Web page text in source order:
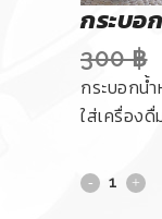
กระบอ
300฿
กระบอกน้
ใส่เครื่อง